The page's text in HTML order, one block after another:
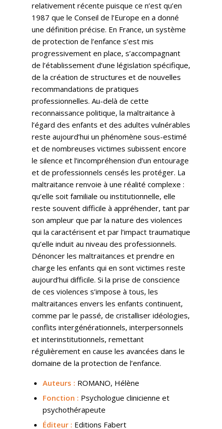
relativement récente puisque ce n’est qu’en
1987 que le Conseil de l’Europe en a donné
une définition précise. En France, un système
de protection de l’enfance s’est mis
progressivement en place, s’accompagnant
de l’établissement d’une législation spécifique,
de la création de structures et de nouvelles
recommandations de pratiques
professionnelles. Au-delà de cette
reconnaissance politique, la maltraitance à
l’égard des enfants et des adultes vulnérables
reste aujourd’hui un phénomène sous-estimé
et de nombreuses victimes subissent encore
le silence et l’incompréhension d’un entourage
et de professionnels censés les protéger. La
maltraitance renvoie à une réalité complexe :
qu’elle soit familiale ou institutionnelle, elle
reste souvent difficile à appréhender, tant par
son ampleur que par la nature des violences
qui la caractérisent et par l’impact traumatique
qu’elle induit au niveau des professionnels.
Dénoncer les maltraitances et prendre en
charge les enfants qui en sont victimes reste
aujourd’hui difficile. Si la prise de conscience
de ces violences s’impose à tous, les
maltraitances envers les enfants continuent,
comme par le passé, de cristalliser idéologies,
conflits intergénérationnels, interpersonnels
et interinstitutionnels, remettant
régulièrement en cause les avancées dans le
domaine de la protection de l’enfance.
Auteurs : ROMANO, Hélène
Fonction : Psychologue clinicienne et
psychothérapeute
Éditeur : Editions Fabert